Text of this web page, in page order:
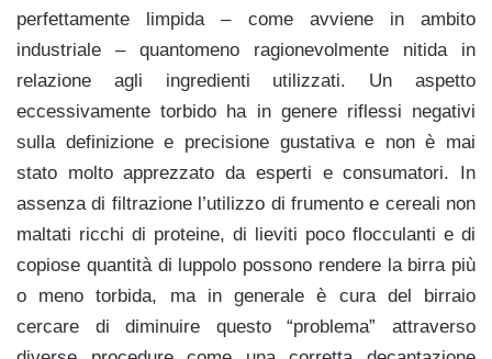
perfettamente limpida – come avviene in ambito
industriale – quantomeno ragionevolmente nitida in
relazione agli ingredienti utilizzati. Un aspetto
eccessivamente torbido ha in genere riflessi negativi
sulla definizione e precisione gustativa e non è mai
stato molto apprezzato da esperti e consumatori. In
assenza di filtrazione l’utilizzo di frumento e cereali non
maltati ricchi di proteine, di lieviti poco flocculanti e di
copiose quantità di luppolo possono rendere la birra più
o meno torbida, ma in generale è cura del birraio
cercare di diminuire questo “problema” attraverso